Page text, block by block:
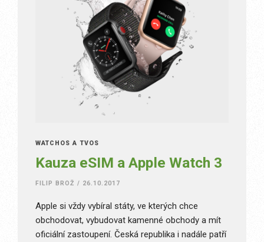
WATCHOS A TVOS
Kauza eSIM a Apple Watch 3
FILIP BROŽ / 26.10.2017
Apple si vždy vybíral státy, ve kterých chce
obchodovat, vybudovat kamenné obchody a mít
oficiální zastoupení. Česká republika i nadále patří